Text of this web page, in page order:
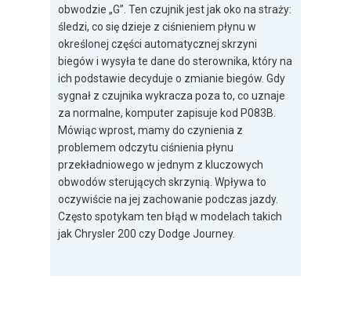
obwodzie „G”. Ten czujnik jest jak oko na straży:
śledzi, co się dzieje z ciśnieniem płynu w
określonej części automatycznej skrzyni
biegów i wysyła te dane do sterownika, który na
ich podstawie decyduje o zmianie biegów. Gdy
sygnał z czujnika wykracza poza to, co uznaje
za normalne, komputer zapisuje kod P083B.
Mówiąc wprost, mamy do czynienia z
problemem odczytu ciśnienia płynu
przekładniowego w jednym z kluczowych
obwodów sterujących skrzynią. Wpływa to
oczywiście na jej zachowanie podczas jazdy.
Często spotykam ten błąd w modelach takich
jak Chrysler 200 czy Dodge Journey.